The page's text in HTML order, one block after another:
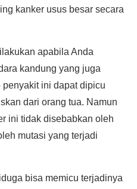
kanker usus besar secara
apabila Anda
kandung yang juga
ini dapat dipicu
dari orang tua. Namun
ini tidak disebabkan oleh
mutasi yang terjadi
bisa memicu terjadinya